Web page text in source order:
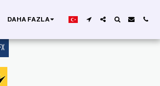
DAHA FAZLA